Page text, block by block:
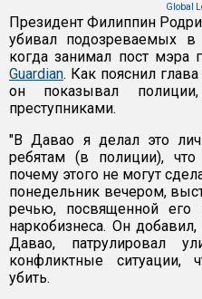
Global
Президент Филиппин
убивал подозреваемых в
когда занимал пост мэра
Guardian. Как пояснил
он показывал
преступниками.
"В Давао я делал это
ребятам (в полиции),
почему этого не могут
понедельник вечером,
речью, посвященной его
наркобизнеса. Он
Давао, патрулировал
конфликтные ситуации,
убить.